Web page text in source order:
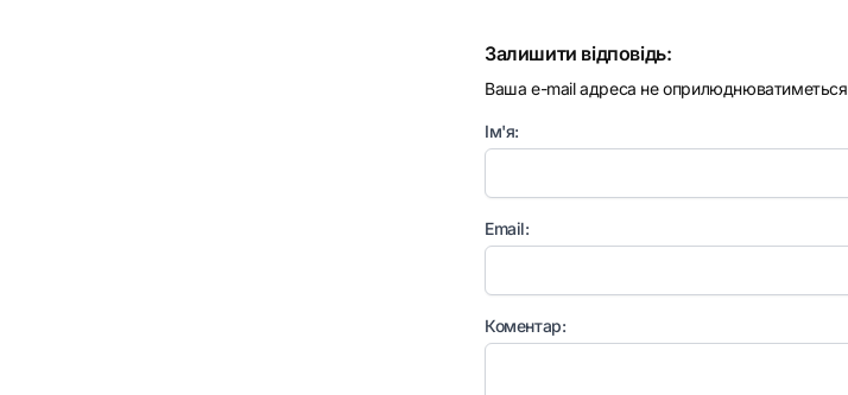
Залишити відповідь:
Ваша e-mail адреса не оприлюднюватиметься
Ім'я:
Email:
Коментар: